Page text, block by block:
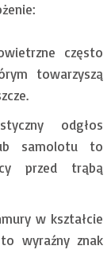
często
towarzyszą
odgłos
samolotu to
przed trąbą
w kształcie
wyraźny znak